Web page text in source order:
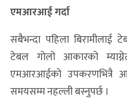
एमआरआई गर्दा
सबैभन्दा पहिला बिरामीलाई
टेबल गोलो आकारको
एमआरआईको उपकरणभित्रै
समयसम्म नहल्ली बस्नुपर्छ ।